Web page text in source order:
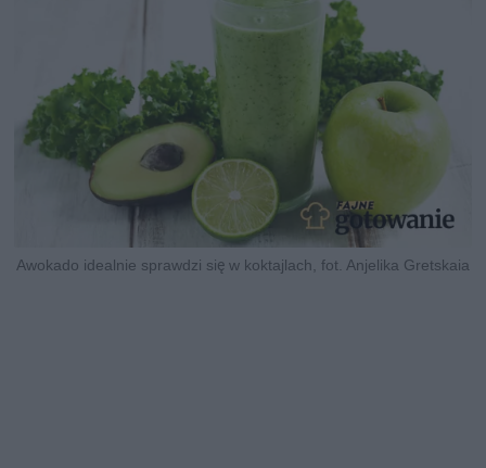
Awokado idealnie sprawdzi się w koktajlach, fot. Anjelika Gretskaia